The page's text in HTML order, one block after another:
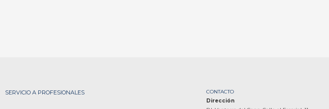
SERVICIO A PROFESIONALES
CONTACTO
Dirección